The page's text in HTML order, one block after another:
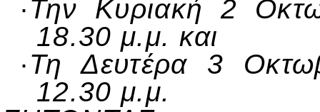
·Την Κυριακή 2
18.30 μ.μ. και
·Τη Δευτέρα 3
12.30 μ.μ.